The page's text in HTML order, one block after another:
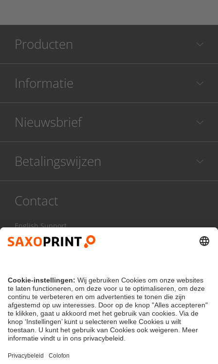
Producten
Informatie
Nieuwsbrief
Betalingswijzen
Contact
English Support
Contactformulier
klantenservice@saxoprint.be